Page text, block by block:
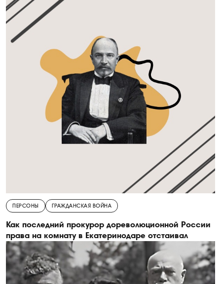
ПЕРСОНЫ ГРАЖДАНСКАЯ ВОЙНА
Как последний прокурор дореволюционной России
права на комнату в Екатеринодаре отстаивал